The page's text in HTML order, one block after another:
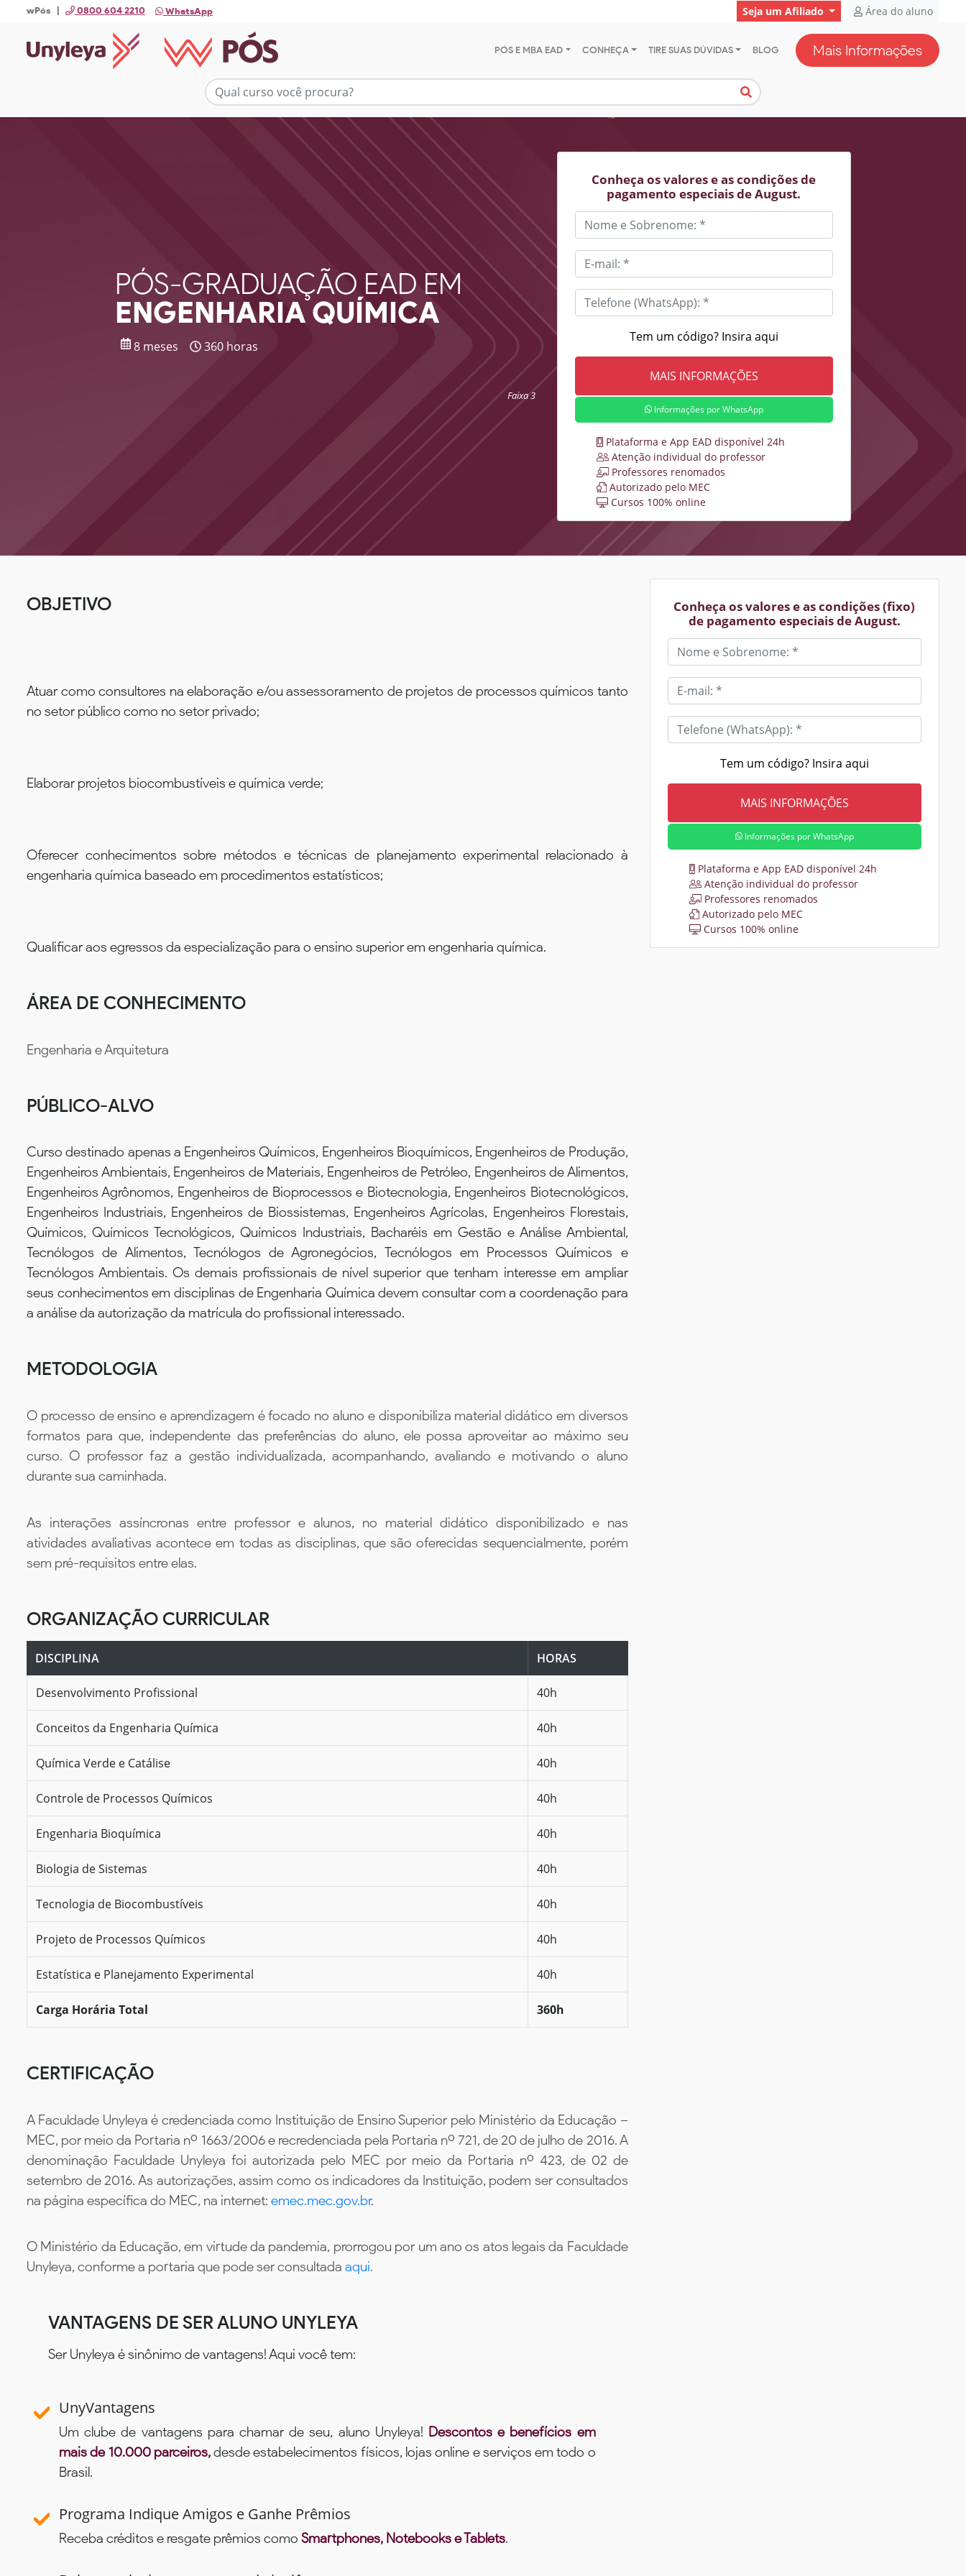
wPós | 0800 604 2210 WhatsApp Seja um Afiliado Área do aluno
PÓS E MBA EAD CONHEÇA TIRE SUAS DÚVIDAS BLOG Mais Informações
PÓS-GRADUAÇÃO EAD EM
ENGENHARIA QUÍMICA
8 meses 360 horas
Faixa 3
Conheça os valores e as condições de
pagamento especiais de August.
Tem um código? Insira aqui
Informações por WhatsApp
Plataforma e App EAD disponível 24h
Atenção individual do professor
Professores renomados
Autorizado pelo MEC
Cursos 100% online
OBJETIVO
Atuar como consultores na elaboração e/ou assessoramento de projetos de processos químicos tanto
no setor público como no setor privado;
Elaborar projetos biocombustíveis e química verde;
Oferecer conhecimentos sobre métodos e técnicas de planejamento experimental relacionado à
engenharia química baseado em procedimentos estatísticos;
Qualificar aos egressos da especialização para o ensino superior em engenharia química.
ÁREA DE CONHECIMENTO
Engenharia e Arquitetura
PÚBLICO-ALVO
Curso destinado apenas a Engenheiros Químicos, Engenheiros Bioquímicos, Engenheiros de Produção,
Engenheiros Ambientais, Engenheiros de Materiais, Engenheiros de Petróleo, Engenheiros de Alimentos,
Engenheiros Agrônomos, Engenheiros de Bioprocessos e Biotecnologia, Engenheiros Biotecnológicos,
Engenheiros Industriais, Engenheiros de Biossistemas, Engenheiros Agrícolas, Engenheiros Florestais,
Químicos, Químicos Tecnológicos, Químicos Industriais, Bacharéis em Gestão e Análise Ambiental,
Tecnólogos de Alimentos, Tecnólogos de Agronegócios, Tecnólogos em Processos Químicos e
Tecnólogos Ambientais. Os demais profissionais de nível superior que tenham interesse em ampliar
seus conhecimentos em disciplinas de Engenharia Química devem consultar com a coordenação para
a análise da autorização da matrícula do profissional interessado.
METODOLOGIA
O processo de ensino e aprendizagem é focado no aluno e disponibiliza material didático em diversos
formatos para que, independente das preferências do aluno, ele possa aproveitar ao máximo seu
curso. O professor faz a gestão individualizada, acompanhando, avaliando e motivando o aluno
durante sua caminhada.
As interações assíncronas entre professor e alunos, no material didático disponibilizado e nas
atividades avaliativas acontece em todas as disciplinas, que são oferecidas sequencialmente, porém
sem pré-requisitos entre elas.
ORGANIZAÇÃO CURRICULAR
DISCIPLINA HORAS
Desenvolvimento Profissional 40h
Conceitos da Engenharia Química 40h
Química Verde e Catálise 40h
Controle de Processos Químicos 40h
Engenharia Bioquímica 40h
Biologia de Sistemas 40h
Tecnologia de Biocombustíveis 40h
Projeto de Processos Químicos 40h
Estatística e Planejamento Experimental 40h
Carga Horária Total 360h
CERTIFICAÇÃO
A Faculdade Unyleya é credenciada como Instituição de Ensino Superior pelo Ministério da Educação –
MEC, por meio da Portaria nº 1663/2006 e recredenciada pela Portaria nº 721, de 20 de julho de 2016. A
denominação Faculdade Unyleya foi autorizada pelo MEC por meio da Portaria nº 423, de 02 de
setembro de 2016. As autorizações, assim como os indicadores da Instituição, podem ser consultados
na página específica do MEC, na internet: emec.mec.gov.br.
O Ministério da Educação, em virtude da pandemia, prorrogou por um ano os atos legais da Faculdade
Unyleya, conforme a portaria que pode ser consultada aqui.
VANTAGENS DE SER ALUNO UNYLEYA
Ser Unyleya é sinônimo de vantagens! Aqui você tem:
UnyVantagens
Um clube de vantagens para chamar de seu, aluno Unyleya! Descontos e benefícios em
mais de 10.000 parceiros,desde estabelecimentos físicos, lojas online e serviços em todo o
Brasil.
Programa Indique Amigos e Ganhe Prêmios
Receba créditos e resgate prêmios como Smartphones, Notebooks e Tablets.
Conheça os valores e as condições (fixo)
de pagamento especiais de August.
Tem um código? Insira aqui
Informações por WhatsApp
Plataforma e App EAD disponível 24h
Atenção individual do professor
Professores renomados
Autorizado pelo MEC
Cursos 100% online